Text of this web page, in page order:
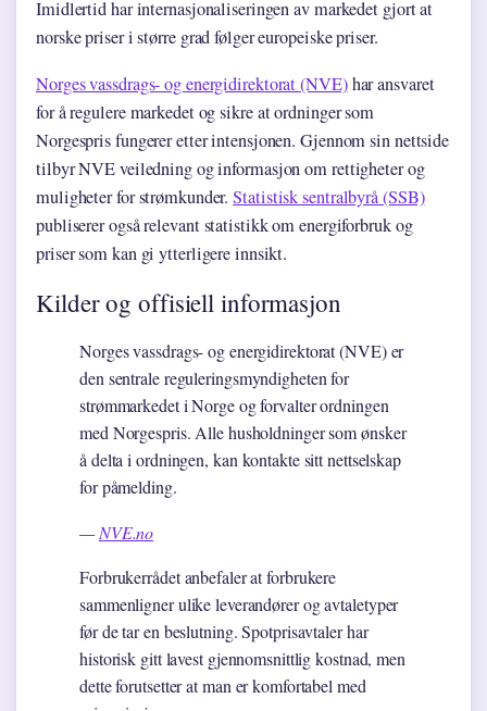
Imidlertid har internasjonaliseringen av markedet gjort at
norske priser i større grad følger europeiske priser.
Norges vassdrags- og energidirektorat (NVE)har ansvaret
for å regulere markedet og sikre at ordninger som
Norgespris fungerer etter intensjonen. Gjennom sin nettside
tilbyr NVE veiledning og informasjon om rettigheter og
muligheter for strømkunder.Statistisk sentralbyrå (SSB)
publiserer også relevant statistikk om energiforbruk og
priser som kan gi ytterligere innsikt.
Kilder og offisiell informasjon
Norges vassdrags- og energidirektorat (NVE) er
den sentrale reguleringsmyndigheten for
strømmarkedet i Norge og forvalter ordningen
med Norgespris. Alle husholdninger som ønsker
å delta i ordningen, kan kontakte sitt nettselskap
for påmelding.
—NVE.no
Forbrukerrådet anbefaler at forbrukere
sammenligner ulike leverandører og avtaletyper
før de tar en beslutning. Spotprisavtaler har
historisk gitt lavest gjennomsnittlig kostnad, men
dette forutsetter at man er komfortabel med